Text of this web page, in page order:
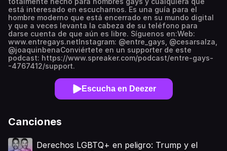
está interesado en escucharnos. Es una guía para el
hombre moderno que está encerrado en su mundo digital
y que a veces levanta la cabeza de su teléfono para
darse cuenta de que aún es libre. Síguenos en:Web:
www.entregays.netInstagram: @entre_gays, @cesarsalza,
@joaquinbenaConviértete en un supporter de este
podcast: https://www.spreaker.com/podcast/entre-gays-
-4767412/support.
Escucha en Deezer
Canciones
Derechos LGBTQ+ en peligro: Trump y el